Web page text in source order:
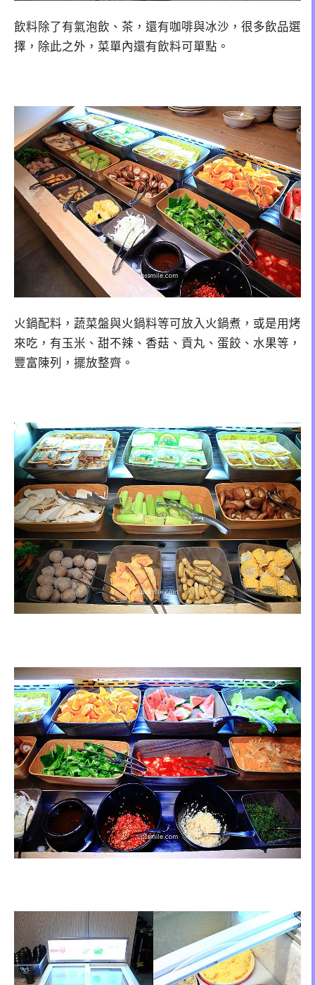
飲料除了有氣泡飲、茶，還有咖啡與冰沙，很多飲品選
擇，除此之外，菜單內還有飲料可單點。
火鍋配料，蔬菜盤與火鍋料等可放入火鍋煮，或是用烤
來吃，有玉米、甜不辣、香菇、貢丸、蛋餃、水果等，
豐富陳列，擺放整齊。